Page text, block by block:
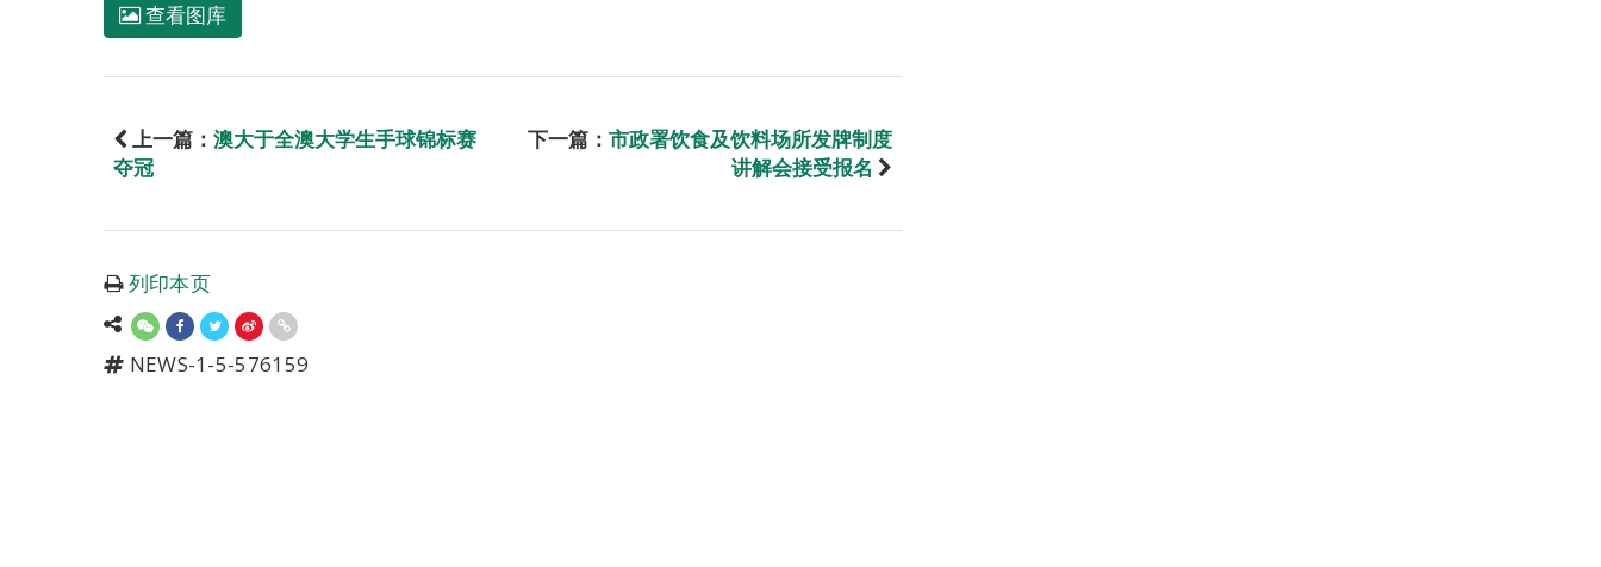
查看图库
上一篇： 澳大于全澳大学生手球锦标赛
夺冠
下一篇： 市政署饮食及饮料场所发牌制度
讲解会接受报名
列印本页
NEWS-1-5-576159